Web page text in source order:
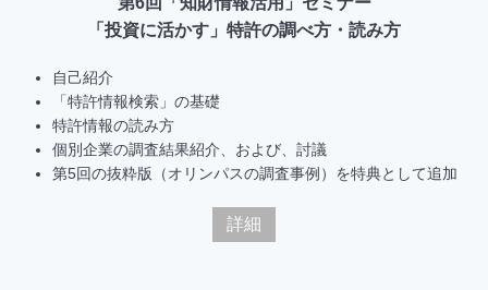
「投資に活かす」特許の調べ方・読み方
自己紹介
「特許情報検索」の基礎
特許情報の読み方
個別企業の調査結果紹介、および、討議
第5回の抜粋版（オリンパスの調査事例）を特典として追加
詳細